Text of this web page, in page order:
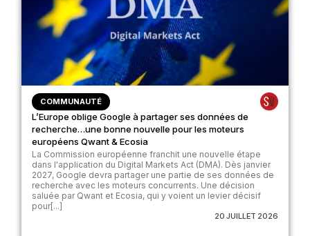
COMMUNAUTÉ
L’Europe oblige Google à partager ses données de
recherche…une bonne nouvelle pour les moteurs
européens Qwant & Ecosia
La Commission européenne franchit une nouvelle étape
dans l'application du Digital Markets Act (DMA). Dès janvier
2027, Google devra partager une partie de ses données de
recherche avec les moteurs concurrents. Une décision
saluée par Qwant et Ecosia, qui y voient un levier décisif
pour[...]
20 JUILLET 2026